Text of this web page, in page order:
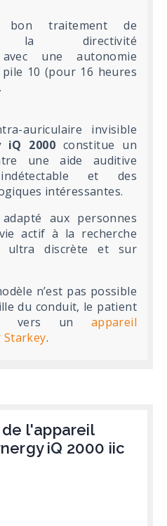
traitement de
la directivité
avec une autonomie
10 (pour 16 heures
auriculaire invisible
iQ 2000 constitue un
une aide auditive
et des
intéressantes.
aux personnes
actif à la recherche
ultra discrète et sur
n’est pas possible
du conduit, le patient
vers un appareil
.
l'appareil
iQ 2000 iic